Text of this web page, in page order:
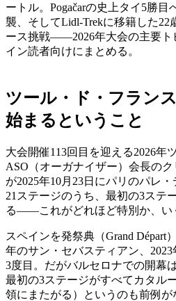
ートル。Pogačarの史上タイ5勝目
襲、そしてLidl-Trekに移籍した22
ース挑戦――2026年大会の主要ト
イン読者向けにまとめる。
ツール・ド・フラン
始まるということ
大会開催113回目を迎える2026年
ASO（オーガナイザー）会長の
が2025年10月23日にパリのパレ
21ステージのうち、最初の3ステ
る――これがどれほど特別か、い
スペインを発祭典（Grand Départ
年のサン・セバスティアン、
3度目。だがバルセロナでの開幕
最初の3ステージがすべてカタル
領にまたがる）というのも前例